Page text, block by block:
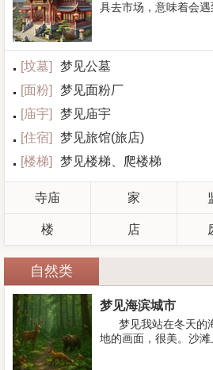
具去市场，意味着会遇
[坟墓]
梦见公墓
[面粉]
梦见面粉厂
[庙宇]
梦见庙宇
[住宿]
梦见旅馆(旅店)
[楼梯] 梦见楼梯、爬楼梯
寺庙 家
楼 店
自然类
梦见海滨城市
梦见我站在冬天的
地的画面，很美。沙滩